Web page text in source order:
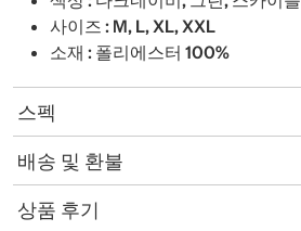
사이즈 : M, L, XL, XXL
소재 : 폴리에스터 100%
스펙
배송 및 환불
상품 후기